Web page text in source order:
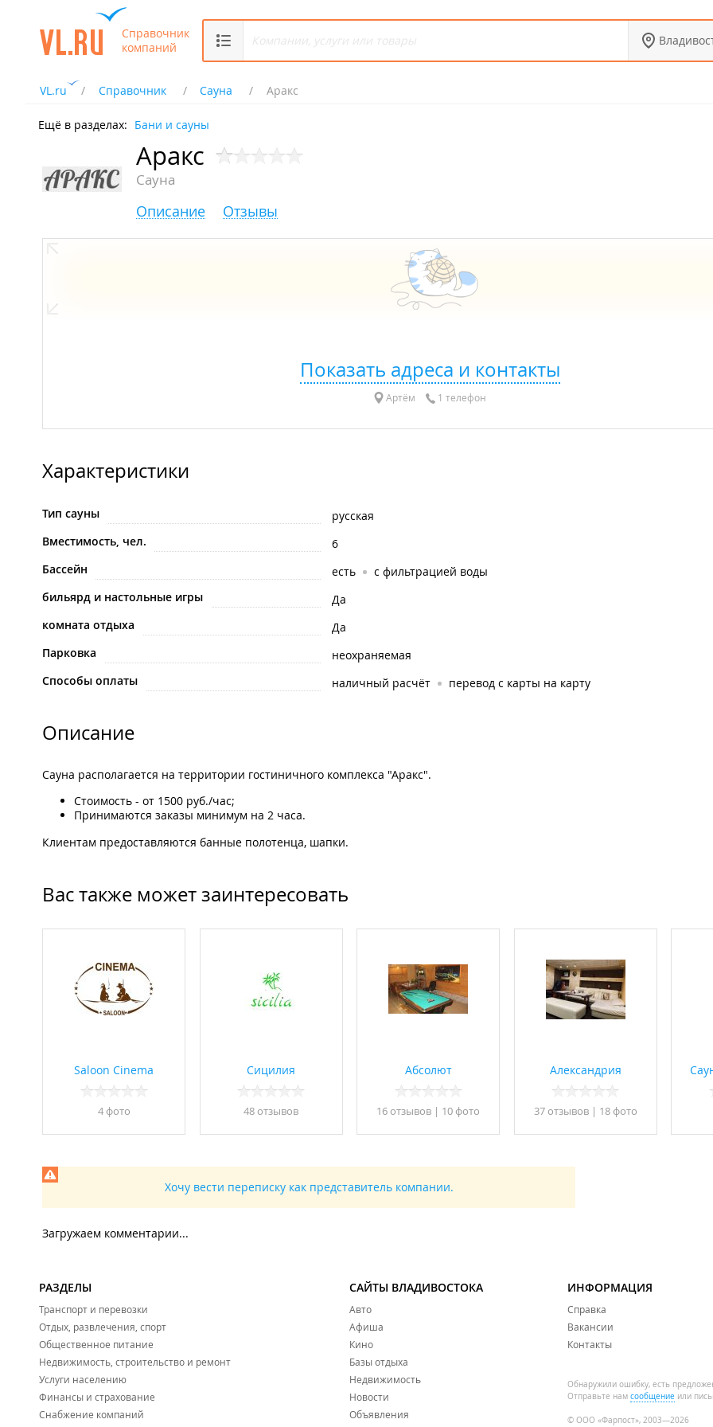
Справочник
компаний
VL.ru Справочник Сауна Аракс
Ещё в разделах: Бани и сауны
Аракс
Сауна
Описание Отзывы
Показать адреса и контакты
Артём 1 телефон
Характеристики
Тип сауны
русская
Вместимость, чел.
6
Бассейн
есть
с фильтрацией воды
бильярд и настольные игры
Да
комната отдыха
Да
Парковка
неохраняемая
Способы оплаты
наличный расчёт перевод с карты на карту
Описание
Сауна располагается на территории гостиничного комплекса "Аракс".
Стоимость - от 1500 руб./час;
Принимаются заказы минимум на 2 часа.
Клиентам предоставляются банные полотенца, шапки.
Вас также может заинтересовать
Saloon Cinema
4 фото
Сицилия
48 отзывов
Абсолют
16 отзывов | 10 фото
Александрия
37 отзывов| 18 фото
Хочу вести переписку как представитель компании.
Загружаем комментарии...
РАЗДЕЛЫ
Транспорт и перевозки
Отдых, развлечения, спорт
Общественное питание
Недвижимость, строительство и ремонт
Услуги населению
Финансы и страхование
Снабжение компаний
САЙТЫ ВЛАДИВОСТОКА
Авто
Афиша
Кино
Базы отдыха
Недвижимость
Новости
Объявления
ИНФОРМАЦИЯ
Справка
Вакансии
Контакты
Обнаружили ошибку, есть
Отправьте нам сообщение или
© ООО «Фарпост», 2003—2026